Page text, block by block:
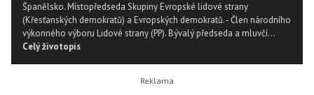
Španělsko. Místopředseda Skupiny Evropské lidové strany
(Křesťanských demokratů) a Evropských demokratů. - Člen národního
výkonného výboru Lidové strany (PP). Bývalý předseda a mluvčí...
Celý životopis